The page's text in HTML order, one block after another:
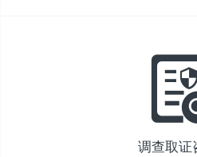
调查取证